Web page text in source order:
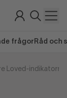
frågor Råd och
Loved-indikatorn